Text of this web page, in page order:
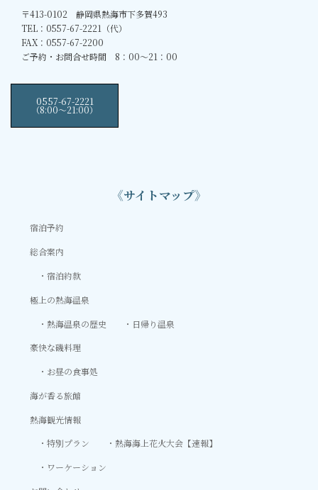
〒413-0102 静岡県熱海市下多賀493
TEL：0557-67-2221（代）
FAX：0557-67-2200
ご予約・お問合せ時間 8：00～21：00
0557-67-2221
（8:00〜21:00）
《サイトマップ》
宿泊予約
総合案内
宿泊約款
極上の熱海温泉
熱海温泉の歴史
日帰り温泉
豪快な磯料理
お昼の食事処
海が香る旅館
熱海観光情報
特別プラン
熱海海上花火大会【速報】
ワーケーション